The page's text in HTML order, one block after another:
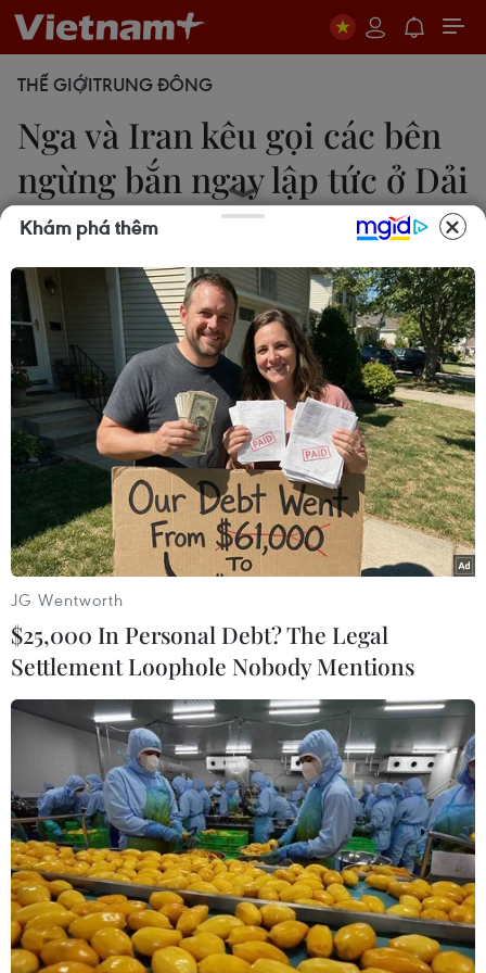
THẾ GIỚITRUNG ĐÔNG
Nga và Iran kêu gọi các bên
ngừng bắn ngay lập tức ở Dải
Gaza
Nguyễn Hằng
15/01/2024 23:23
Ngoại trưởng Nga Sergei Lavrov và người đồng
cấp Iran Hossein Amirabdollahian lên án mạnh mẽ
các cuộc tấn công trên lãnh thổ Yemen do nhóm
quốc gia mà Mỹ và Anh dẫn đầu thực hiện.
Ngoại trưởng Iran Hossein Amir-Abdollahian (trái) và Ngoại
trưởng Nga Sergei Lavrov trong cuộc gặp ở Cape Town, Nam
Phi ngày 2/6/2023. (Ảnh: AFP/TTXVN)
Ngày 15/1, Bộ Ngoại giao Nga cho biết Ngoại
trưởng Nga Sergei Lavrov đã điện đàm với
Khám phá thêm
JG Wentworth
$25,000 In Personal Debt? The Legal
Settlement Loophole Nobody Mentions